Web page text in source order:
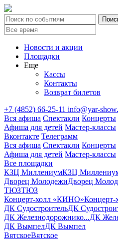
Новости и акции
Площадки
Еще
Кассы
Контакты
Возврат билетов
+7 (4852) 66-25-11 info@yar-
Вся афиша Спектакли Концерты
Афиша для детей Мастер-классы
Вконтакте Телеграмм
Вся афиша Спектакли Концерты
Афиша для детей Мастер-классы
Все площадки
КЗЦ МиллениумКЗЦ
Дворец МолодежиДворец
ТЮЗТЮЗ
Концерт-холл «КИНО»
ДК СудостроительДК
ДК Железнодорожнико...ДК
ДК ВымпелДК Вымпел
ВятскоеВятское